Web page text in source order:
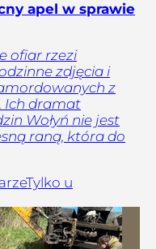
apel w sprawie
ofiar rzezi
zdjęcia i
z
Ich dramat
Wołyń nie jest
raną, która do
Tylko u